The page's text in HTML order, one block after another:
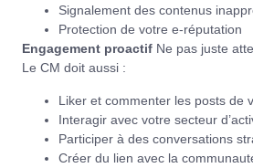
Signalement des contenus
Protection de votre e-réputation
Engagement proactif Ne pas juste
Le CM doit aussi :
Liker et commenter les posts de
Interagir avec votre secteur
Participer à des conversations
Créer du lien avec la